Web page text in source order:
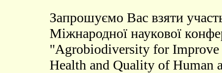
Запрошуємо Вас взяти
Міжнародної наукової
"Agrobiodiversity for
Health and Quality of Human